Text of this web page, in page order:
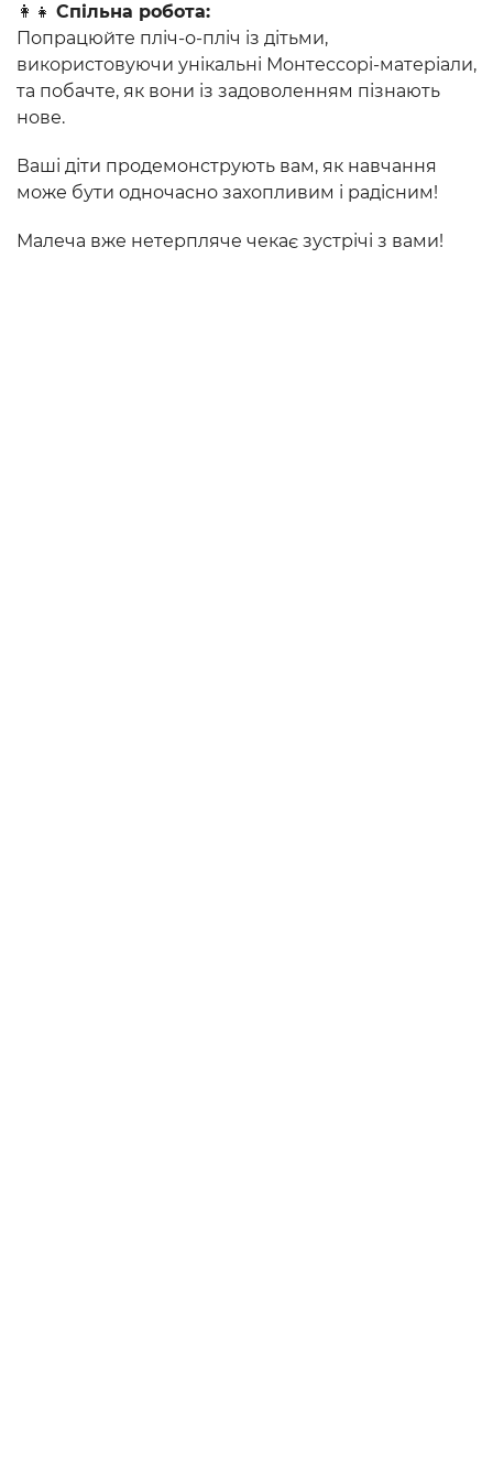
👩‍👧 Спільна робота:
Попрацюйте пліч-о-пліч із дітьми,
використовуючи унікальні Монтессорі-матеріали,
та побачте, як вони із задоволенням пізнають
нове.
Ваші діти продемонструють вам, як навчання
може бути одночасно захопливим і радісним!
Малеча вже нетерпляче чекає зустрічі з вами!